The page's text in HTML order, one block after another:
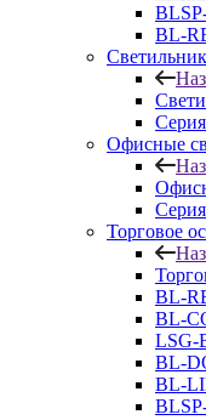
BL-
Офисные
Торговое
BL-
BL-
LSG-
BL-
BL-